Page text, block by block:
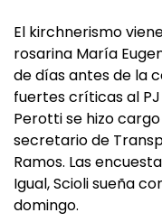
El kirchnerismo
rosarina María
de días antes de la
fuertes críticas al
Perotti se hizo
secretario de
Ramos. Las
Igual, Scioli sueña
domingo.